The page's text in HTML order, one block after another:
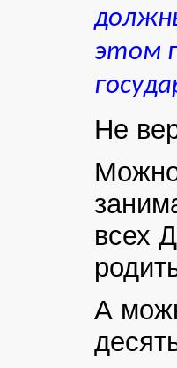
этом
Не
всех
А